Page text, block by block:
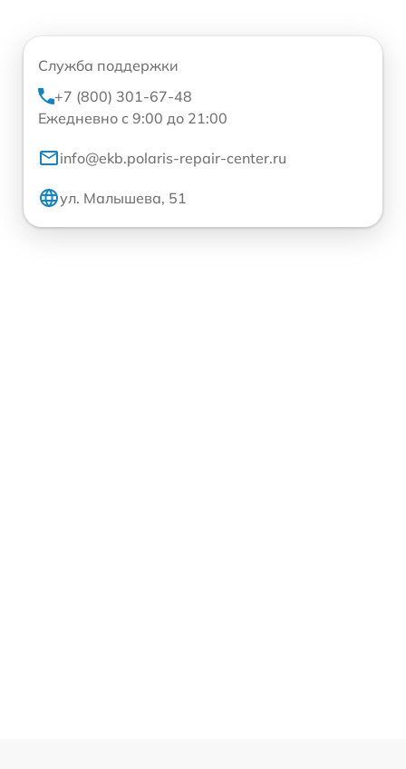
Служба поддержки
+7 (800) 301-67-48
Ежедневно с 9:00 до 21:00
info@ekb.polaris-repair-center.ru
ул. Малышева, 51